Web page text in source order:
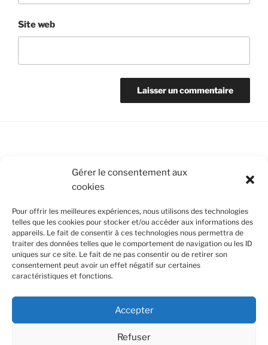
Gérer le consentement aux
cookies
Pour offrir les meilleures expériences, nous utilisons des technologies
telles que les cookies pour stocker et/ou accéder aux informations des
appareils. Le fait de consentir à ces technologies nous permettra de
traiter des données telles que le comportement de navigation ou les ID
uniques sur ce site. Le fait de ne pas consentir ou de retirer son
consentement peut avoir un effet négatif sur certaines
caractéristiques et fonctions.
Accepter
Refuser
Site web
Conditions Générales de Vente
Mentions légales
Politique de cookies (UE)
SUIVEZ-NOUS
FacebookInstagram
expérience de navigation et en se souvenant de vos
visites. En cliquant sur "Accept all", vous acceptez
l'utilisation de tous les cookies. Toutefois vous pouvez
Confidentialité et cookies : ce site utilise des cookies. En continuant à
utiliser ce site Web, vous acceptez leur utilisation.